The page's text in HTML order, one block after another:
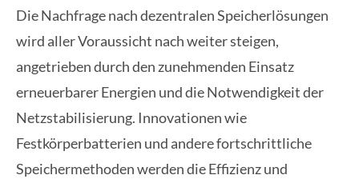
Die Nachfrage nach dezentralen Speicherlösungen
wird aller Voraussicht nach weiter steigen,
angetrieben durch den zunehmenden Einsatz
erneuerbarer Energien und die Notwendigkeit der
Netzstabilisierung. Innovationen wie
Festkörperbatterien und andere fortschrittliche
Speichermethoden werden die Effizienz und